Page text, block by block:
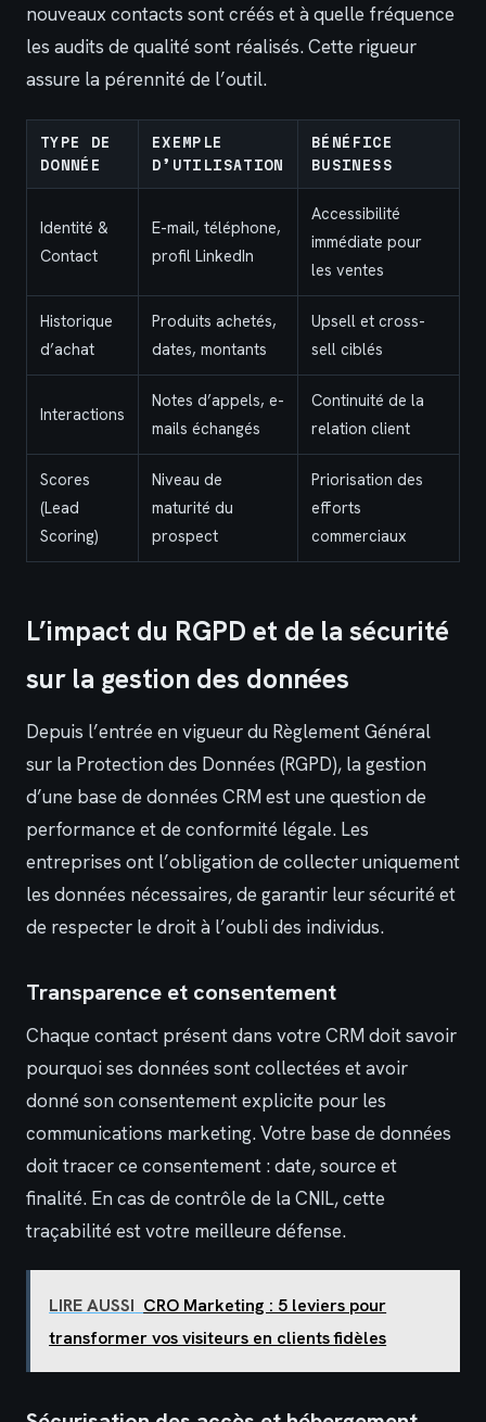
nouveaux contacts sont créés et à quelle fréquence
les audits de qualité sont réalisés. Cette rigueur
assure la pérennité de l’outil.
TYPE DE
DONNÉE
EXEMPLE
D’UTILISATION
BÉNÉFICE
BUSINESS
Identité &
Contact
E-mail, téléphone,
profil LinkedIn
Accessibilité
immédiate pour
les ventes
Historique
d’achat
Produits achetés,
dates, montants
Upsell et cross-
sell ciblés
Interactions
Notes d’appels, e-
mails échangés
Continuité de la
relation client
Scores
(Lead
Scoring)
Niveau de
maturité du
prospect
Priorisation des
efforts
commerciaux
L’impact du RGPD et de la sécurité
sur la gestion des données
Depuis l’entrée en vigueur du Règlement Général
sur la Protection des Données (RGPD), la gestion
d’une base de données CRM est une question de
performance et de conformité légale. Les
entreprises ont l’obligation de collecter uniquement
les données nécessaires, de garantir leur sécurité et
de respecter le droit à l’oubli des individus.
Transparence et consentement
Chaque contact présent dans votre CRM doit savoir
pourquoi ses données sont collectées et avoir
donné son consentement explicite pour les
communications marketing. Votre base de données
doit tracer ce consentement : date, source et
finalité. En cas de contrôle de la CNIL, cette
traçabilité est votre meilleure défense.
LIRE AUSSI CRO Marketing : 5 leviers pour
transformer vos visiteurs en clients fidèles